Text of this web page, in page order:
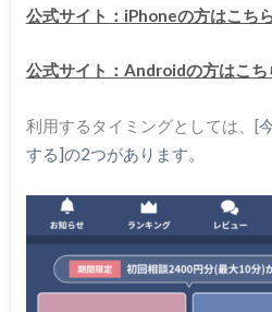
公式サイト：iPhoneの方はこち
公式サイト：Androidの方はこち
利用するタイミングとしては、[
する]の2つがあります。